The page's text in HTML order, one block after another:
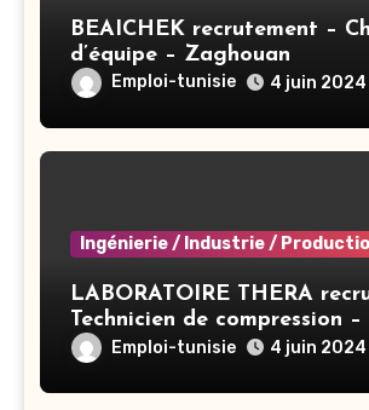
BEAICHEK recrutement –
d’équipe – Zaghouan
Emploi-tunisie 4 juin 2024
Ingénierie / Industrie /
LABORATOIRE THERA
Technicien de compression –
Emploi-tunisie 4 juin 2024